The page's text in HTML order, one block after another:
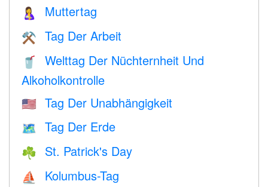
🤱 Muttertag
⚒️ Tag Der Arbeit
🥤
Welttag Der Nüchternheit Und
Alkoholkontrolle
🇺🇸 Tag Der Unabhängigkeit
🗺️ Tag Der Erde
☘️ St. Patrick's Day
⛵️ Kolumbus-Tag